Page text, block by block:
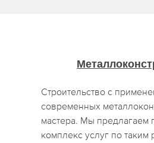
Строительство с
современных
мастера. Мы предлагаем
комплекс услуг по